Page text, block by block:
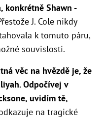
konkrétně Shawn -
J. Cole nikdy
k tomuto páru,
souvislosti.
věc na hvězdě je, že
Odpočívej v
uvidím tě,
na tragické